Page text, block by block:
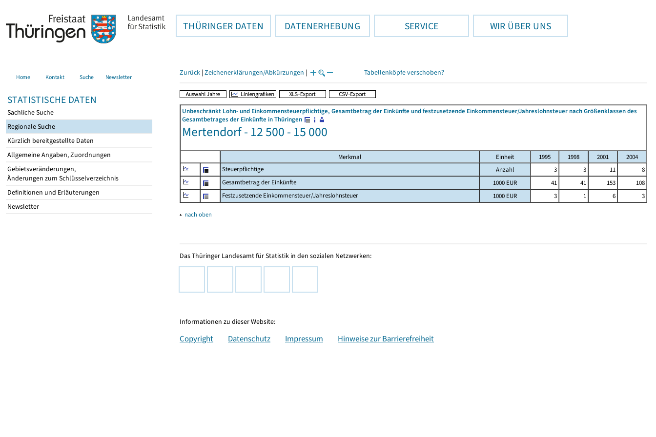
THÜRINGER DATEN DATENERHEBUNG SERVICE WIR ÜBER UNS
Home Kontakt Suche Newsletter
STATISTISCHE DATEN
Sachliche Suche
Regionale Suche
Kürzlich bereitgestellte Daten
Allgemeine Angaben, Zuordnungen
Gebietsveränderungen,
Änderungen zum Schlüsselverzeichnis
Definitionen und Erläuterungen
Newsletter
Zurück | Zeichenerklärungen/Abkürzungen | Tabellenköpfe verschoben?
Unbeschränkt Lohn- und Einkommensteuerpflichtige, Gesamtbetrag der Einkünfte und festzusetzende Einkommensteuer/Jahreslohnsteuer nach Größenklassen des
Gesamtbetrages der Einkünfte in Thüringen
Mertendorf - 12 500 - 15 000
Merkmal Einheit 1995 1998 2001
2004
Steuerpflichtige
Anzahl 3 3 11
8
Gesamtbetrag der Einkünfte
1000 EUR 41 41 153
108
Festzusetzende Einkommensteuer/Jahreslohnsteuer
1000 EUR 3 1 6 3
▴ nach oben
Das Thüringer Landesamt für Statistik in den sozialen Netzwerken:
Informationen zu dieser Website:
Copyright Datenschutz Impressum Hinweise zur Barrierefreiheit